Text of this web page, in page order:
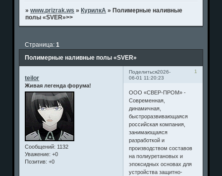
»www.prizrak.ws » КурилкА » Полимерные наливные
полы «SVER»>>
Полимерные наливные полы «SVER»
Страница:1
Поделиться 1
2026-
06-01 11:20:23
teilor
Живая легенда форума!
Сообщений: 1132
Уважение: +0
Позитив: +0
ООО «СВЕР-ПРОМ» -
Современная,
динамичная,
быстроразвивающаяся
российская компания,
занимающаяся
разработкой и
производством составов
на полиуретановых и
эпоксидных основах для
устройства защитно-